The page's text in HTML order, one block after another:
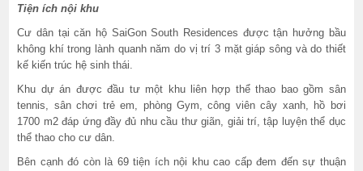
Tiện ích nội khu
Cư dân tại căn hộ SaiGon South Residences được tận hưởng bầu
không khí trong lành quanh năm do vị trí 3 mặt giáp sông và do thiết
kế kiến trúc hệ sinh thái.
Khu dự án được đầu tư một khu liên hợp thể thao bao gồm sân
tennis, sân chơi trẻ em, phòng Gym, công viên cây xanh, hồ bơi
1700 m2 đáp ứng đầy đủ nhu cầu thư giãn, giải trí, tập luyện thể dục
thể thao cho cư dân.
Bên cạnh đó còn là 69 tiện ích nội khu cao cấp đem đến sự thuận